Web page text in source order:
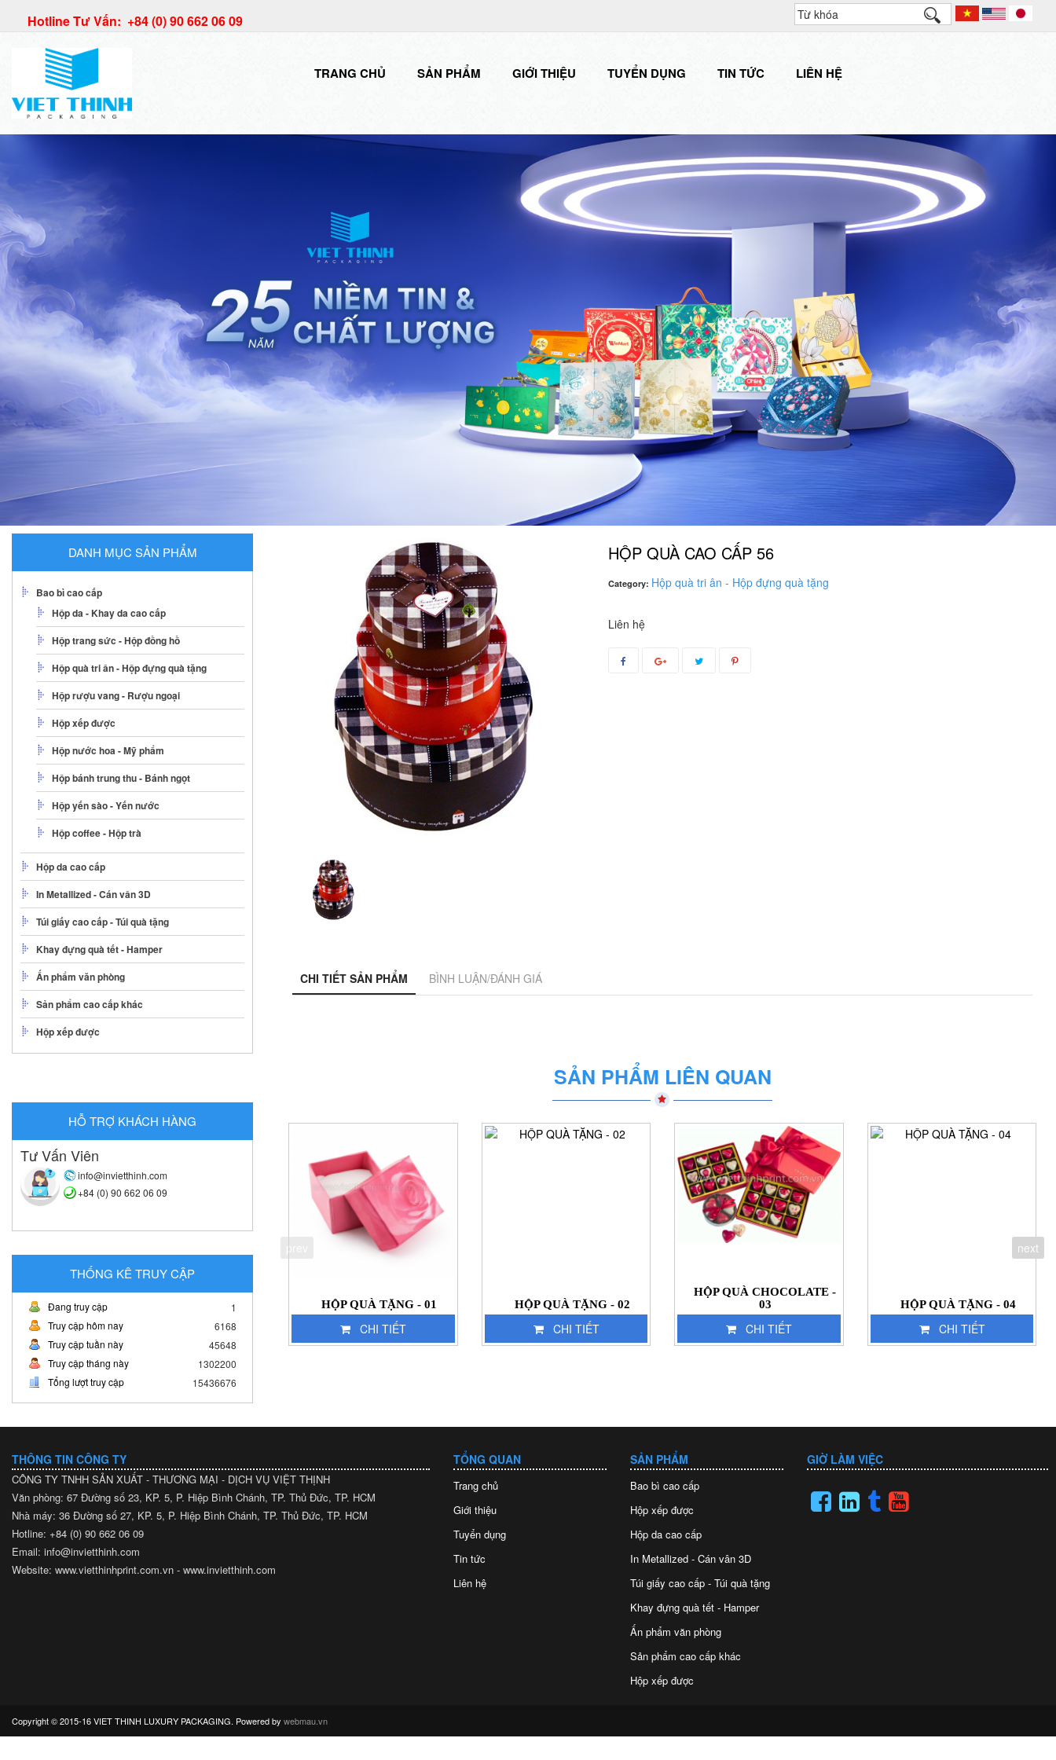
Hotline Tư Vấn: +84 (0) 90 662 06 09
TRANG CHỦ SẢN PHẨM GIỚI THIỆU TUYỂN DỤNG TIN TỨC LIÊN HỆ
DANH MỤC SẢN PHẨM
Bao bì cao cấp
Hộp da - Khay da cao cấp
Hộp trang sức - Hộp đồng hồ
Hộp quà tri ân - Hộp đựng quà tặng
Hộp rượu vang - Rượu ngoại
Hộp xếp được
Hộp nước hoa - Mỹ phẩm
Hộp bánh trung thu - Bánh ngọt
Hộp yến sào - Yến nước
Hộp coffee - Hộp trà
Hộp da cao cấp
In Metallized - Cán vân 3D
Túi giấy cao cấp - Túi quà tặng
Khay đựng quà tết - Hamper
Ấn phẩm văn phòng
Sản phẩm cao cấp khác
Hộp xếp được
HỖ TRỢ KHÁCH HÀNG
Tư Vấn Viên
info@invietthinh.com
+84 (0) 90 662 06 09
THỐNG KÊ TRUY CẬP
Đang truy cập
1
Truy cập hôm nay
6168
Truy cập tuần này
45648
Truy cập tháng này
1302200
Tổng lượt truy cập
15436676
HỘP QUÀ CAO CẤP 56
Category: Hộp quà tri ân - Hộp đựng quà tặng
Liên hệ
CHI TIẾT SẢN PHẨM BÌNH LUẬN/ĐÁNH GIÁ
SẢN PHẨM LIÊN QUAN
HỘP QUÀ TẶNG - 01
CHI TIẾT
HỘP QUÀ TẶNG - 02
CHI TIẾT
HỘP QUÀ CHOCOLATE -
03
CHI TIẾT
HỘP QUÀ TẶNG - 04
CHI TIẾT
next
THÔNG TIN CÔNG TY
CÔNG TY TNHH SẢN XUẤT - THƯƠNG MẠI - DỊCH VỤ VIỆT THỊNH
Văn phòng: 67 Đường số 23, KP. 5, P. Hiệp Bình Chánh, TP. Thủ Đức, TP. HCM
Nhà máy: 36 Đường số 27, KP. 5, P. Hiệp Bình Chánh, TP. Thủ Đức, TP. HCM
Hotline: +84 (0) 90 662 06 09
Email: info@invietthinh.com
Website: www.vietthinhprint.com.vn - www.invietthinh.com
TỔNG QUAN
Trang chủ
Giới thiệu
Tuyển dụng
Tin tức
Liên hệ
SẢN PHẨM
Bao bì cao cấp
Hộp xếp được
Hộp da cao cấp
In Metallized - Cán vân 3D
Túi giấy cao cấp - Túi quà tặng
Khay đựng quà tết - Hamper
Ấn phẩm văn phòng
Sản phẩm cao cấp khác
Hộp xếp được
GIỜ LÀM VIỆC
Copyright © 2015-16 VIET THINH LUXURY PACKAGING. Powered by webmau.vn